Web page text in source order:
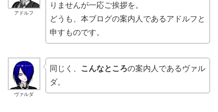
アドルフ
りませんが一応ご挨拶を。
どうも、本ブログの案内人であるアドルフと
申すものです。
ヴァルダ
同じく、 こんなところの案内人であるヴァル
ダ。